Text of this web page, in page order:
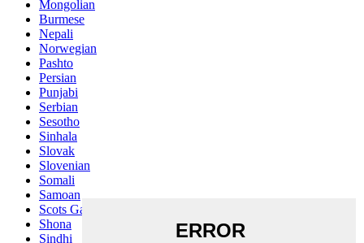
Mongolian
Burmese
Nepali
Norwegian
Pashto
Persian
Punjabi
Serbian
Sesotho
Sinhala
Slovak
Slovenian
Somali
Samoan
Scots Gaelic
Shona
Sindhi